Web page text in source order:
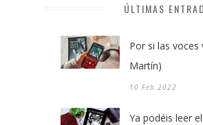
ÚLTIMAS
Por si las voces
Martín)
10 Feb 2022
Ya podéis leer